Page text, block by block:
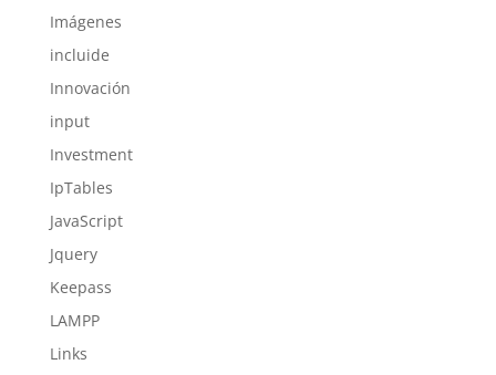
Imágenes
incluide
Innovación
input
Investment
IpTables
JavaScript
Jquery
Keepass
LAMPP
Links